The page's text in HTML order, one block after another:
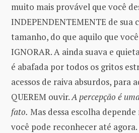
muito mais provável que você
INDEPENDENTEMENTE de sua
tamanho, do que aquilo que
IGNORAR. A ainda suava e
é abafada por todos os gritos
acessos de raiva absurdos, para
QUEREM ouvir.A percepção é
fato. Mas dessa escolha
você pode reconhecer até agora.